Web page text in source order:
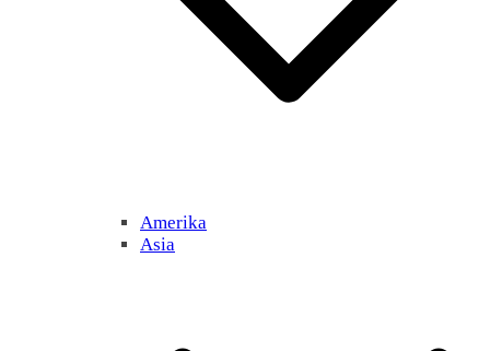
Amerika
Asia